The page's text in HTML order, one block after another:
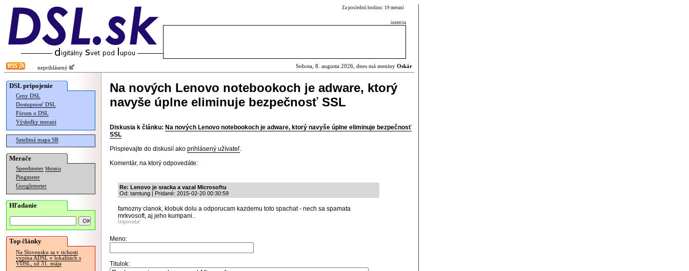
Za poslednú hodinu: 19 meraní
inzercia
neprihlásený Sobota, 8. augusta 2026, dnes má meniny Oskár
DSL pripojenie
Ceny DSL
Dostupnosť DSL
Fórum o DSL
Výsledky meraní
Satelitná mapa SR
Merače
Speedmeter Merania
Pingmeter
Googlemeter
Hľadanie
Top články
Na Slovensku sa v tichosti
vypína ADSL v lokalitách s
VDSL, už 31. mája
Na nových Lenovo notebookoch je adware, ktorý
navyše úplne eliminuje bezpečnosť SSL
Diskusia k článku: Na nových Lenovo notebookoch je adware, ktorý navyše úplne eliminuje bezpečnosť
SSL
Prispievajte do diskusií ako prihlásený užívateľ.
Komentár, na ktorý odpovedáte:
Re: Lenovo je sracka a vazal Microsoftu
Od: tamtung | Pridané: 2015-02-20 00:30:59
famozny clanok, klobuk dolu a odporucam kazdemu toto spachat - nech sa spamata
mrkvosoft, aj jeho kumpani..
Odpovedať
Meno:
Titulok: